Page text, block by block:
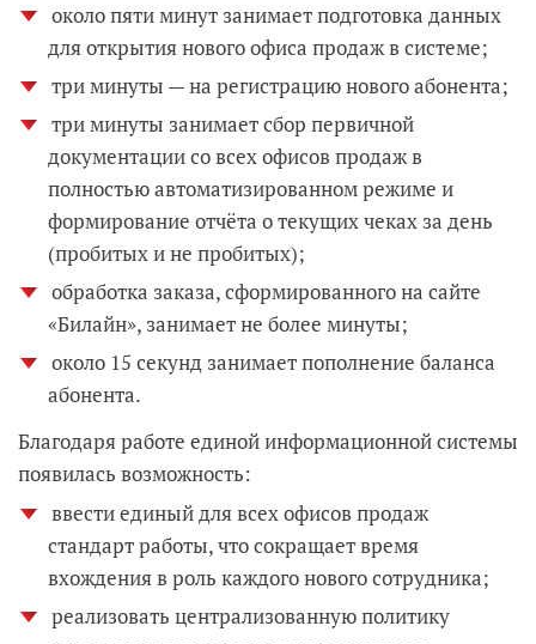
около пяти минут занимает подготовка данных
для открытия нового офиса продаж в системе;
три минуты — на регистрацию нового абонента;
три минуты занимает сбор первичной
документации со всех офисов продаж в
полностью автоматизированном режиме и
формирование отчёта о текущих чеках за день
(пробитых и не пробитых);
обработка заказа, сформированного на сайте
«Билайн», занимает не более минуты;
около 15 секунд занимает пополнение баланса
абонента.
Благодаря работе единой информационной системы
появилась возможность:
ввести единый для всех офисов продаж
стандарт работы, что сокращает время
вхождения в роль каждого нового сотрудника;
реализовать централизованную политику